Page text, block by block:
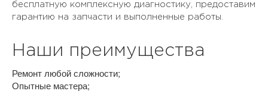
бесплатную комплексную диагностику, предоставим
гарантию на запчасти и выполненные работы.
Наши преимущества
Ремонт любой сложности;
Опытные мастера;